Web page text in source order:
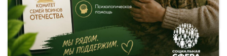
Детали рейса
Подробнее
о маршруте
23:30 2 ч. 50 м 08 авг02:20